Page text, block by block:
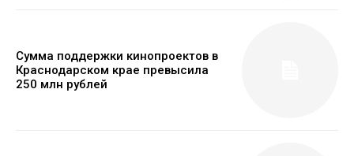
Сумма поддержки кинопроектов в
Краснодарском крае превысила
250 млн рублей